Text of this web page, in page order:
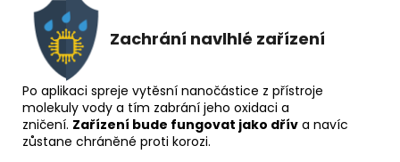
Zachrání navlhlé zařízení
Po aplikaci spreje vytěsní nanočástice z přístroje
molekuly vody a tím zabrání jeho oxidaci a
zničení. Zařízení bude fungovat jako dřív a navíc
zůstane chráněné proti korozi.